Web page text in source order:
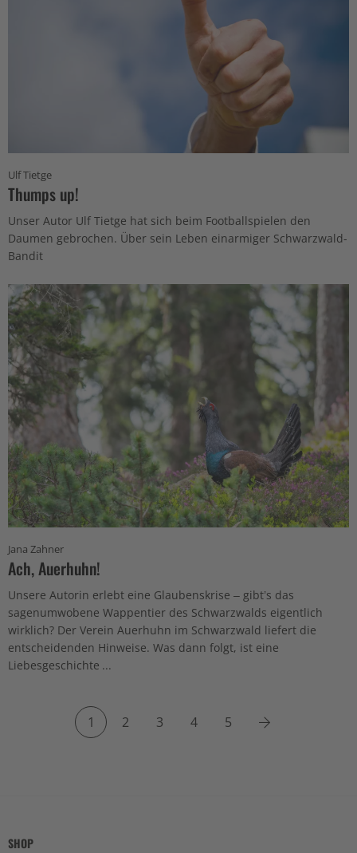
Ulf Tietge
Thumps up!
Unser Autor Ulf Tietge hat sich beim Footballspielen den
Daumen gebrochen. Über sein Leben einarmiger Schwarzwald-
Bandit
Jana Zahner
Ach, Auerhuhn!
Unsere Autorin erlebt eine Glaubenskrise – gibt’s das
sagenumwobene Wappentier des Schwarzwalds eigentlich
wirklich? Der Verein Auerhuhn im Schwarzwald liefert die
entscheidenden Hinweise. Was dann folgt, ist eine
Liebesgeschichte ...
1 2 3 4 5 Next
SHOP